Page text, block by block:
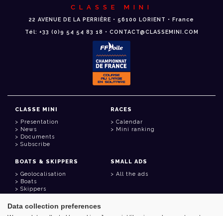
CLASSE MINI
22 AVENUE DE LA PERRIÈRE • 56100 LORIENT • France
Tél: +33 (0)9 54 54 83 18 • CONTACT@CLASSEMINI.COM
CLASSE MINI
Presentation
News
Documents
Subscribe
RACES
Calendar
Mini ranking
BOATS & SKIPPERS
Geolocalisation
Boats
Skippers
SMALL ADS
All the ads
USEFUL LINKS
Data collection preferences